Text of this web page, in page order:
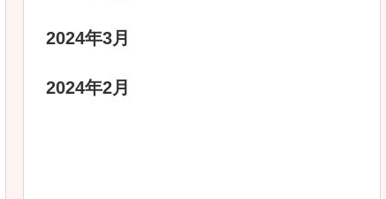
2024年3月
2024年2月